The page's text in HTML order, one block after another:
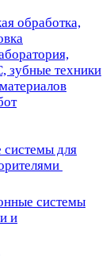
обработка,
зубные техники
системы для
системы
и